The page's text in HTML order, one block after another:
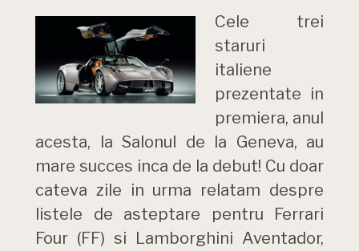
Cele trei
staruri
italiene
prezentate in
premiera, anul
acesta, la Salonul de la Geneva, au
mare succes inca de la debut! Cu doar
cateva zile in urma relatam despre
listele de asteptare pentru Ferrari
Four (FF) si Lamborghini Aventador,